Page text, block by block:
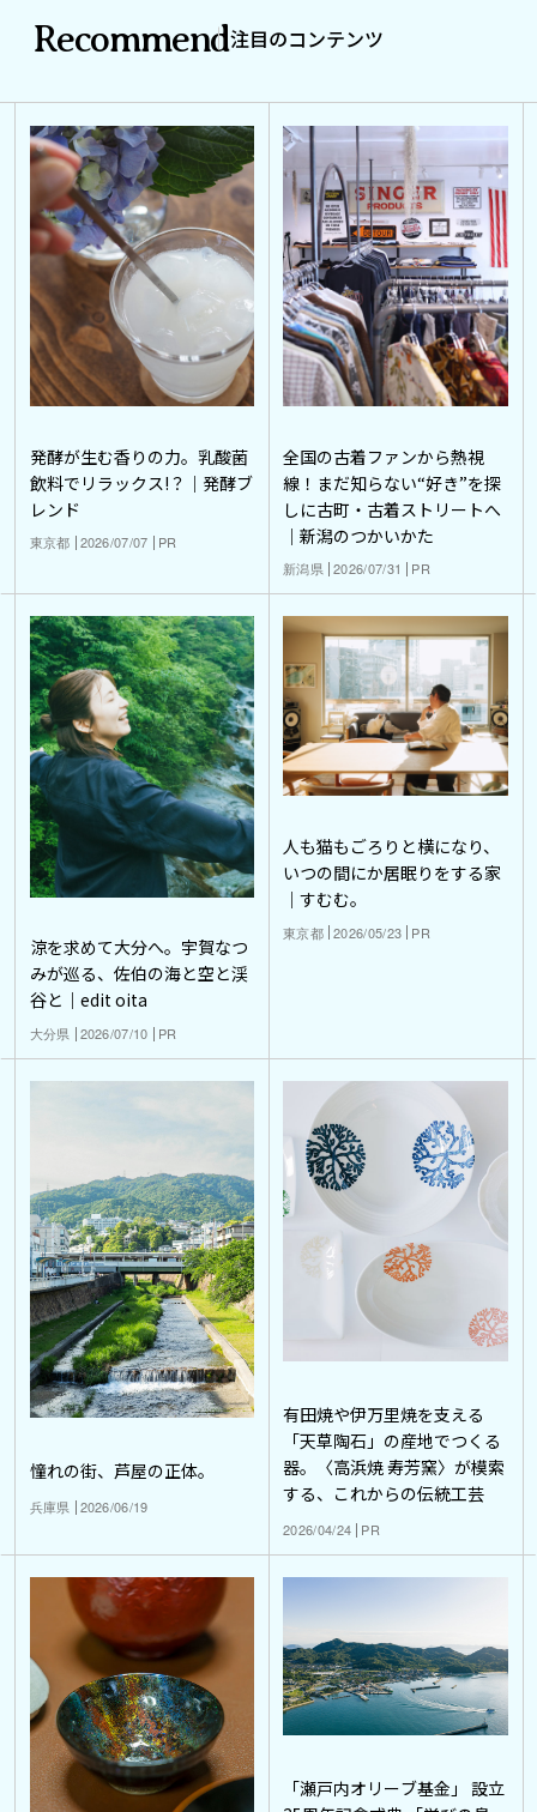
Recommend注目のコンテンツ
発酵が生む香りの力。乳酸菌
飲料でリラックス!？｜発酵ブ
レンド
東京都 2026/07/07 PR
全国の古着ファンから熱視
線！まだ知らない“好き”を探
しに古町・古着ストリートへ
｜新潟のつかいかた
新潟県 2026/07/31 PR
涼を求めて大分へ。宇賀なつ
みが巡る、佐伯の海と空と渓
谷と｜edit oita
大分県 2026/07/10 PR
人も猫もごろりと横になり、
いつの間にか居眠りをする家
｜すむむ。
東京都 2026/05/23 PR
憧れの街、芦屋の正体。
兵庫県 2026/06/19
有田焼や伊万里焼を支える
「天草陶石」の産地でつくる
器。〈高浜焼 寿芳窯〉が模索
する、これからの伝統工芸
2026/04/24 PR
「瀬戸内オリーブ基金」 設立